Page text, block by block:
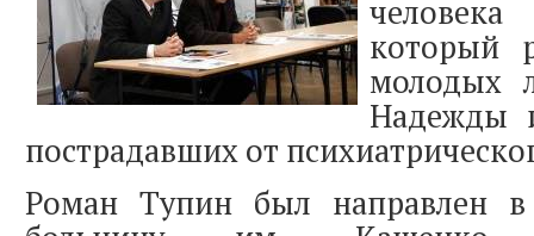
который
молодых
Надежды
пострадавших от
Роман Тупин был направлен в